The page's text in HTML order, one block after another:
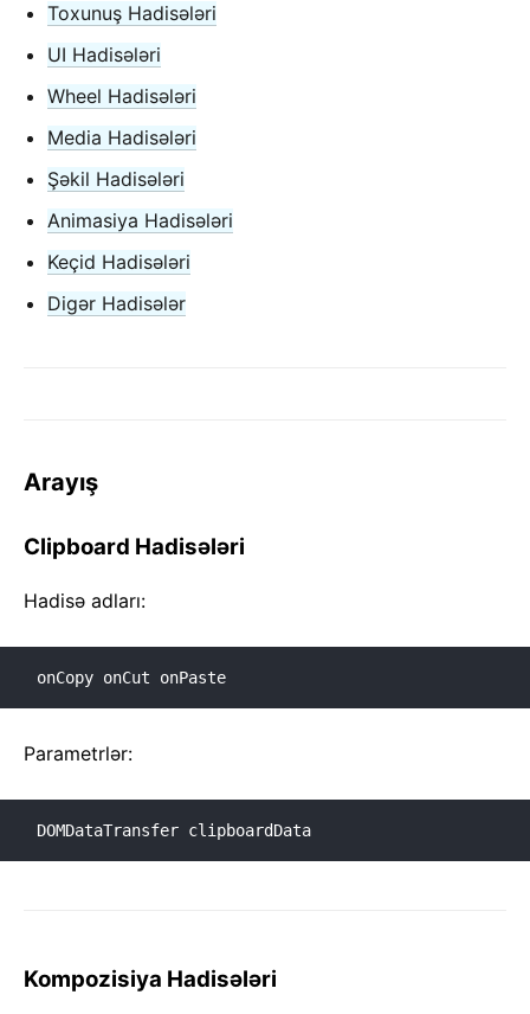
Toxunuş Hadisələri
UI Hadisələri
Wheel Hadisələri
Media Hadisələri
Şəkil Hadisələri
Animasiya Hadisələri
Keçid Hadisələri
Digər Hadisələr
Arayış
Clipboard Hadisələri
Hadisə adları:
onCopy onCut onPaste
Parametrlər:
DOMDataTransfer clipboardData
Kompozisiya Hadisələri
Virtual DOM və React-in Daxili